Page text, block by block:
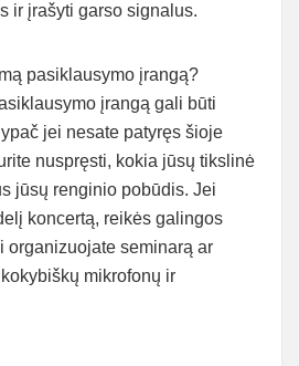
ir įrašyti garso signalus.
pasiklausymo įrangą?
įrangą gali būti
jei nesate patyręs šioje
nuspręsti, kokia jūsų tikslinė
jūsų renginio pobūdis. Jei
koncertą, reikės galingos
organizuojate seminarą ar
mikrofonų ir